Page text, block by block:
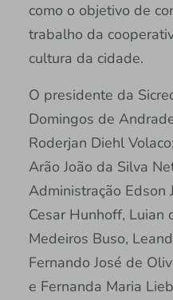
como o objetivo de
trabalho da
cultura da cidade.
O presidente da
Domingos de
Roderjan Diehl
Arão João da Silva
Administração Edson
Cesar Hunhoff, Luian
Medeiros Buso,
Fernando José de
e Fernanda Maria